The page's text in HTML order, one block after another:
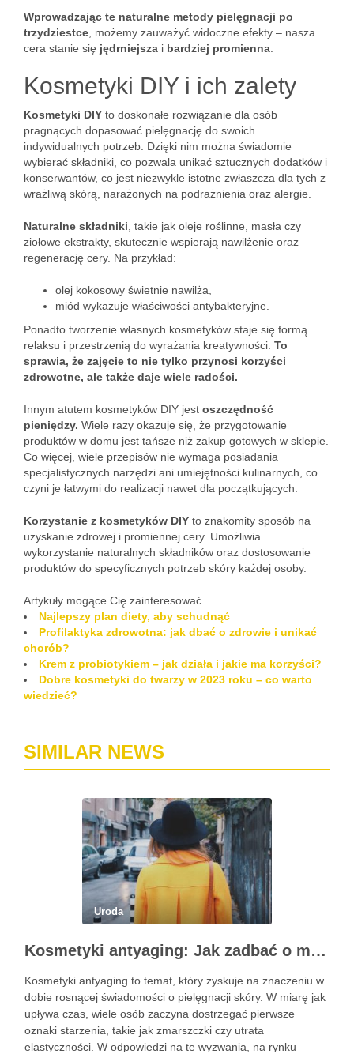
Wprowadzając te naturalne metody pielęgnacji po
trzydziestce , możemy zauważyć widoczne efekty – nasza
cera stanie się jędrniejsza i bardziej promienna
Kosmetyki DIY i ich zalety
Kosmetyki DIY to doskonałe rozwiązanie dla osób
pragnących dopasować pielęgnację do swoich
indywidualnych potrzeb. Dzięki nim można świadomie
wybierać składniki, co pozwala unikać sztucznych dodatków i
konserwantów, co jest niezwykle istotne zwłaszcza dla tych z
wrażliwą skórą, narażonych na podrażnienia oraz alergie.
Naturalne składniki , takie jak oleje roślinne, masła czy
ziołowe ekstrakty, skutecznie wspierają nawilżenie oraz
regenerację cery. Na przykład:
olej kokosowy świetnie nawilża,
miód wykazuje właściwości antybakteryjne.
Ponadto tworzenie własnych kosmetyków staje się formą
relaksu i przestrzenią do wyrażania kreatywności. To
sprawia, że zajęcie to nie tylko przynosi korzyści
zdrowotne, ale także daje wiele radości.
Innym atutem kosmetyków DIY jest oszczędność
pieniędzy. Wiele razy okazuje się, że przygotowanie
produktów w domu jest tańsze niż zakup gotowych w sklepie.
Co więcej, wiele przepisów nie wymaga posiadania
specjalistycznych narzędzi ani umiejętności kulinarnych, co
czyni je łatwymi do realizacji nawet dla początkujących.
Korzystanie z kosmetyków DIY to znakomity sposób na
uzyskanie zdrowej i promiennej cery. Umożliwia
wykorzystanie naturalnych składników oraz dostosowanie
produktów do specyficznych potrzeb skóry każdej osoby.
Artykuły mogące Cię zainteresować
Najlepszy plan diety, aby schudnąć
Profilaktyka zdrowotna: jak dbać o zdrowie i unikać
chorób?
Krem z probiotykiem – jak działa i jakie ma korzyści?
Dobre kosmetyki do twarzy w 2023 roku – co warto
wiedzieć?
SIMILAR NEWS
Uroda
Kosmetyki antyaging: Jak zadbać o młodszy wygląd skóry?
Kosmetyki antyaging to temat, który zyskuje na znaczeniu w
dobie rosnącej świadomości o pielęgnacji skóry. W miarę jak
upływa czas, wiele osób zaczyna dostrzegać pierwsze
oznaki starzenia, takie jak zmarszczki czy utrata
elastyczności. W odpowiedzi na te wyzwania, na rynku